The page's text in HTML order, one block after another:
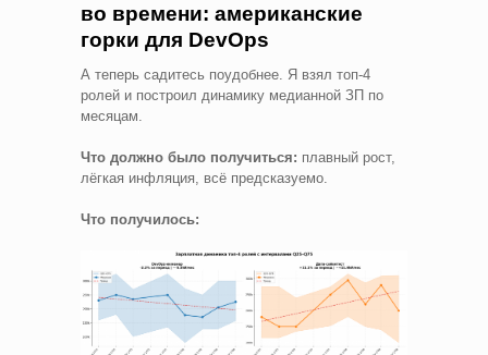
во времени: американские
горки для DevOps
А теперь садитесь поудобнее. Я взял топ-4
ролей и построил динамику медианной ЗП по
месяцам.
Что должно было получиться: плавный рост,
лёгкая инфляция, всё предсказуемо.
Что получилось: